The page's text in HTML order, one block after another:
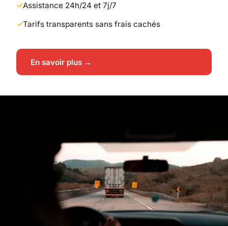
Assistance 24h/24 et 7j/7
Tarifs transparents sans frais cachés
En savoir plus →